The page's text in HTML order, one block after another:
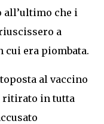
all’ultimo che i
a
cui era piombata.
al vaccino
ritirato in tutta